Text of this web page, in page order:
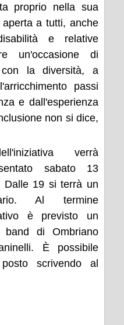
proprio nella sua
a tutti, anche
e relative
un'occasione di
la diversità, a
passi
e dall'esperienza
non si dice,
verrà
sabato 13
Dalle 19 si terrà un
Al termine
è previsto un
di Ombriano
È possibile
scrivendo al